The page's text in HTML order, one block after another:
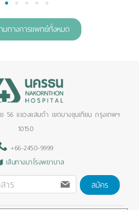
1 2 3 4 5
ทางการแพทย์ทั้งหมด
56 แขวงแสมดำ เขตบางขุนเทียน กรุงเทพฯ
10150
+66-2450-9999
เส้นทางมาโรงพยาบาล
สมัคร